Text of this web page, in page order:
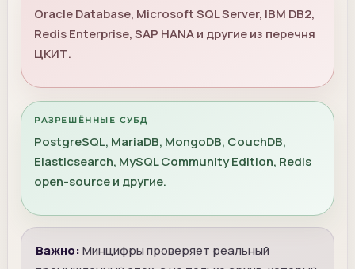
Oracle Database, Microsoft SQL Server, IBM DB2,
Redis Enterprise, SAP HANA и другие из перечня
ЦКИТ.
РАЗРЕШЁННЫЕ СУБД
PostgreSQL, MariaDB, MongoDB, CouchDB,
Elasticsearch, MySQL Community Edition, Redis
open-source и другие.
Важно:Минцифры проверяет реальный